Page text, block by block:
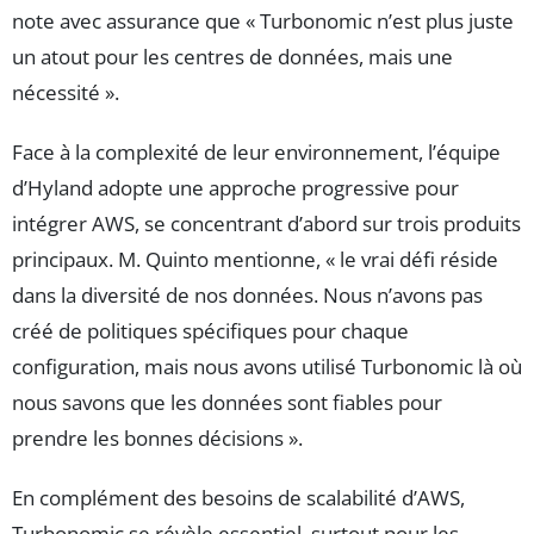
note avec assurance que « Turbonomic n’est plus juste
un atout pour les centres de données, mais une
nécessité ».
Face à la complexité de leur environnement, l’équipe
d’Hyland adopte une approche progressive pour
intégrer AWS, se concentrant d’abord sur trois produits
principaux. M. Quinto mentionne, « le vrai défi réside
dans la diversité de nos données. Nous n’avons pas
créé de politiques spécifiques pour chaque
configuration, mais nous avons utilisé Turbonomic là où
nous savons que les données sont fiables pour
prendre les bonnes décisions ».
En complément des besoins de scalabilité d’AWS,